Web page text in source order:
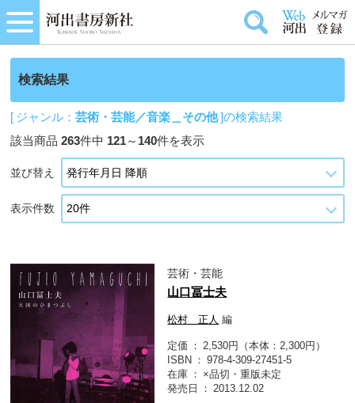
検索結果
[ ジャンル：芸術・芸能／音楽＿その他]の検索結果
該当商品263件中 121～ 140件を表示
並び替え
表示件数
芸術・芸能
山口冨士夫
松村 正人 編
定価
2,530円（本体：2,300円）
ISBN
978-4-309-27451-5
在庫
×品切・重版未定
発売日
2013.12.02